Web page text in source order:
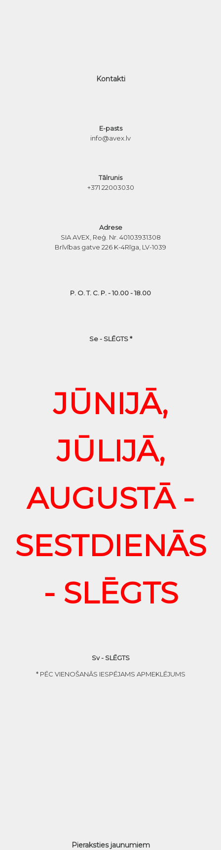
Kontakti
E-pasts
info@avex.lv
Tālrunis
+371 22003030
Adrese
SIA AVEX, Reģ. Nr. 40103931308
Brīvības gatve 226 K-4Rīga, LV-1039
P. O. T. C. P. - 10.00 - 18.00
Se - SLĒGTS *
JŪNIJĀ,
JŪLIJĀ,
AUGUSTĀ -
SESTDIENĀS
- SLĒGTS
Sv - SLĒGTS
* PĒC VIENOŠANĀS IESPĒJAMS APMEKLĒJUMS
Pieraksties jaunumiem